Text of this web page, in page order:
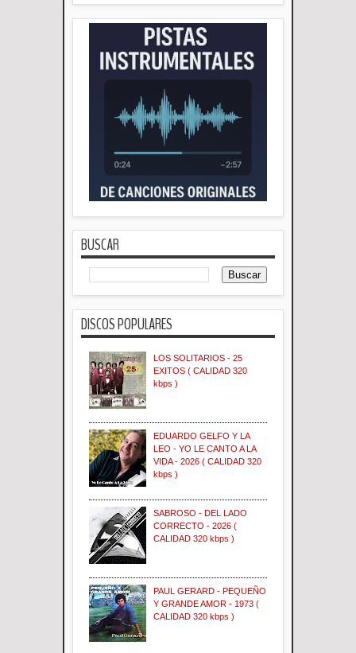
BUSCAR
DISCOS POPULARES
LOS SOLITARIOS - 25
EXITOS ( CALIDAD 320
kbps )
EDUARDO GELFO Y LA
LEO - YO LE CANTO A LA
VIDA - 2026 ( CALIDAD 320
kbps )
SABROSO - DEL LADO
CORRECTO - 2026 (
CALIDAD 320 kbps )
PAUL GERARD - PEQUEÑO
Y GRANDE AMOR - 1973 (
CALIDAD 320 kbps )